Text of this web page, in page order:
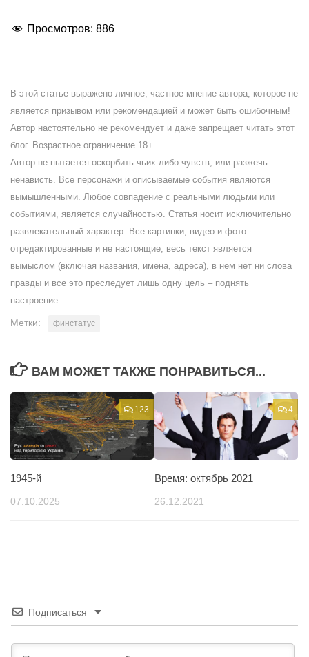
Просмотров: 886
В этой статье выражено личное, частное мнение автора, которое не
является призывом или рекомендацией и может быть ошибочным!
Автор настоятельно не рекомендует и даже запрещает читать этот
блог. Возрастное ограничение 18+.
Автор не пытается оскорбить чьих-либо чувств, или разжечь
ненависть. Все персонажи и описываемые события являются
вымышленными. Любое совпадение с реальными людьми или
событиями, является случайностью. Статья носит исключительно
развлекательный характер. Все картинки, видео и фото
отредактированные и не настоящие, весь текст является
вымыслом (включая названия, имена, адреса), в нем нет ни слова
правды и все это преследует лишь одну цель – поднять
настроение.
Метки: финстатус
ВАМ МОЖЕТ ТАКЖЕ ПОНРАВИТЬСЯ...
123
1945-й
07.10.2025
4
Время: октябрь 2021
26.12.2021
Подписаться